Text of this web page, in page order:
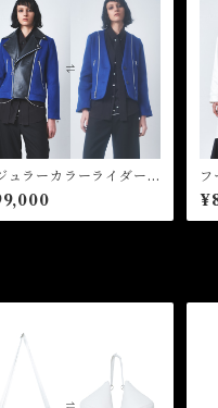
ュラーカラーライダー
ャケット Modular C
Rider Jacket
フ